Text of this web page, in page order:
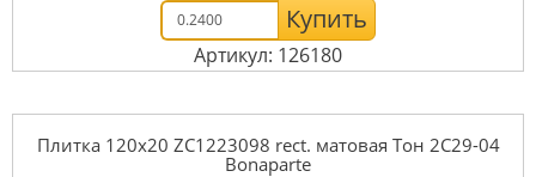
Купить
Артикул: 126180
Плитка 120x20 ZC1223098 rect. матовая Тон 2С29-04
Bonaparte